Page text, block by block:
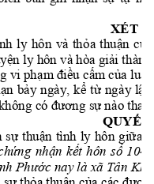
XÉT
ly hôn và thỏa thuận
ly hôn và hòa giải th
vi phạm điều cấm của
ạn bảy ngày, kể từ ngày lậ
có đương sự nào
sự thuận tình ly hôn giữa
g nhận kết hôn số 104
Phước nay là xã Tân